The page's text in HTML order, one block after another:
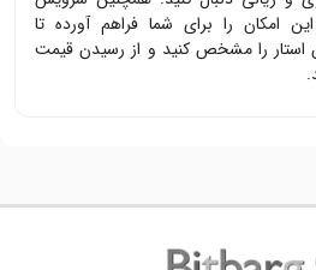
را برای شما فراهم آورده تا
استار را مشخص کنید و از رسیدن قیمت